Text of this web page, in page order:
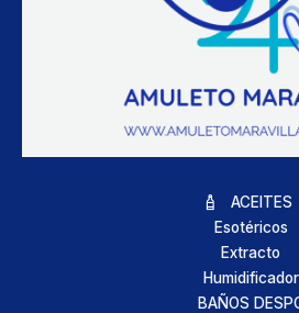
ACEITES
Esotéricos
Extracto
Humidificador
BAÑOS